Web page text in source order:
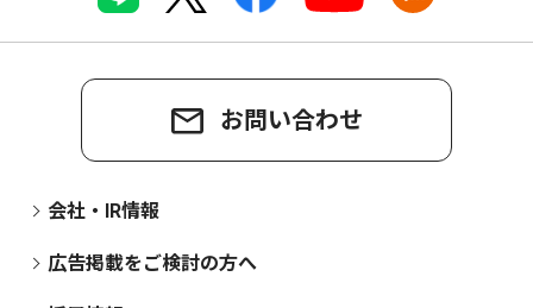
お問い合わせ
会社・IR情報
広告掲載をご検討の方へ